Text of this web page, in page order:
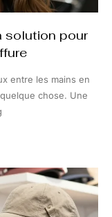
solution pour
entre les mains en
chose. Une